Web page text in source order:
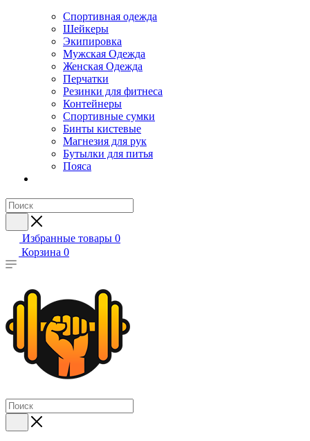
Спортивная одежда
Шейкеры
Экипировка
Мужская Одежда
Женская Одежда
Перчатки
Резинки для фитнеса
Контейнеры
Спортивные сумки
Бинты кистевые
Магнезия для рук
Бутылки для питья
Пояса
Избранные товары 0
Корзина 0